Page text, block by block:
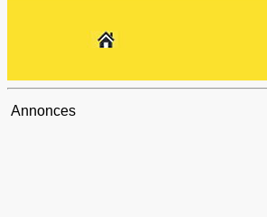
Annonces